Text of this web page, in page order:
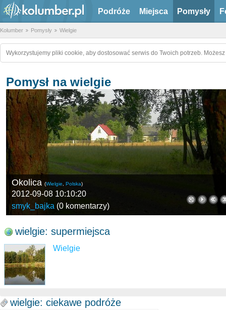
Podróże Miejsca Pomysły
Kolumber Pomysły Wielgie
Wykorzystujemy pliki cookie, aby dostosować serwis do Twoich potrzeb.
Pomysł na wielgie
Okolica (Wielgie Polska)
2012-09-08 10:10:20
smyk_bajka (0 komentarzy)
wielgie: supermiejsca
Wielgie
wielgie: ciekawe podróże